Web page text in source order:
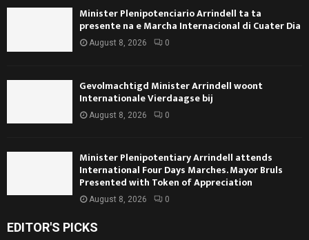
Minister Plenipotenciario Arrindell ta ta
presente na e Marcha Internacional di Cuater Dia
August 8, 2026 0
Gevolmachtigd Minister Arrindell woont
Internationale Vierdaagse bij
August 8, 2026 0
Minister Plenipotentiary Arrindell attends
International Four Days Marches. Mayor Bruls
Presented with Token of Appreciation
August 8, 2026 0
EDITOR'S PICKS